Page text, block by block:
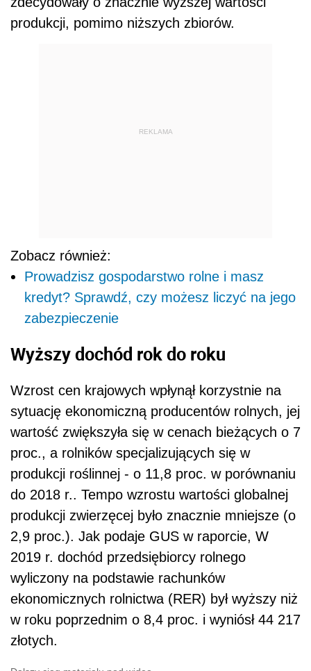
produkcji, pomimo niższych zbiorów.
REKLAMA
Zobacz również:
Prowadzisz gospodarstwo rolne i masz
kredyt? Sprawdź, czy możesz liczyć na jego
zabezpieczenie
Wyższy dochód rok do roku
Wzrost cen krajowych wpłynął korzystnie na
sytuację ekonomiczną producentów rolnych, jej
wartość zwiększyła się w cenach bieżących o 7
proc., a rolników specjalizujących się w
produkcji roślinnej - o 11,8 proc. w porównaniu
do 2018 r.. Tempo wzrostu wartości globalnej
produkcji zwierzęcej było znacznie mniejsze (o
2,9 proc.). Jak podaje GUS w raporcie, W
2019 r. dochód przedsiębiorcy rolnego
wyliczony na podstawie rachunków
ekonomicznych rolnictwa (RER) był wyższy niż
w roku poprzednim o 8,4 proc. i wyniósł 44 217
złotych.